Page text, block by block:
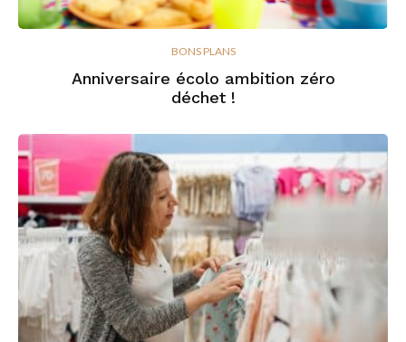
BONS PLANS
Anniversaire écolo ambition zéro
déchet !